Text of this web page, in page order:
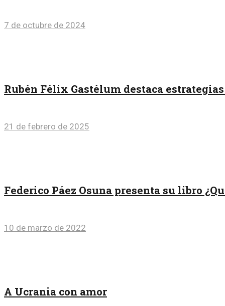
7 de octubre de 2024
Rubén Félix Gastélum destaca
21 de febrero de 2025
Federico Páez Osuna presenta su libro
10 de marzo de 2022
A Ucrania con amor